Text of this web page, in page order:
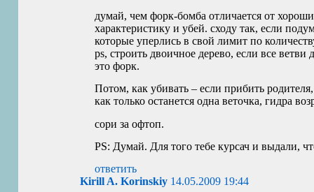
думай, чем форк-бомба отличается от
характеристику и убей. сходу так, если
которые уперлись в свой лимит по
ps, строить двоичное дерево, если все
это форк.
Потом, как убивать – если прибить
как только останется одна веточка, гидра
сори за офтоп.
PS: Думай. Для того тебе курсач и выдали,
ответить
Kirill A. Korinskiy 14.05.2009 19:44